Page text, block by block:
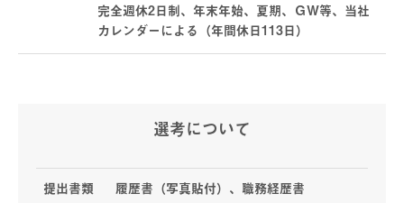
完全週休2日制、年末年始、夏期、ＧＷ等、当社
カレンダーによる（年間休日113日）
選考について
提出書類 履歴書（写真貼付）、職務経歴書